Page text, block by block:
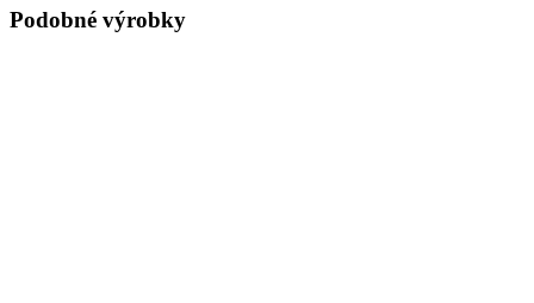
Podobné výrobky